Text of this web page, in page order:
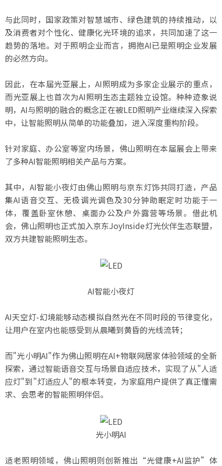
与此同时，国家政策对智慧城市、绿色建筑的持续推动，以
及消费者对个性化、健康化光环境的追求，共同加速了这一
趋势的落地。对于照明企业而言，拥抱AI已是照明企业发展
的必然方向。
因此，在本届光亚展上，AI照明成为多家企业展示的重点，
而光亚展上也首次为AI照明生态主题独立设馆。种种迹象说
明，AI与照明的融合的概念正在被LED照明产业继续深入探索
中，让智能照明从简单的功能叠加，进入深度重构阶段。
针对家庭、办公室等室内场景，佛山照明在本届展会上带来
了多种AI智能照明相关产品与方案。
其中，AI智能小夜灯由佛山照明与京东灯饰共同打造，产品
集AI语音交互、无极调光调色及30分钟助眠定时功能于一
体，覆盖卧室休憩、桌面办公及户外露营等场景。借此机
会，佛山照明也正式加入京东JoyInside灯光伙伴生态联盟，
双方共建智能照明生态。
AI智能小夜灯
AI天空灯-幻境能够动态模拟自然光在不同时段的节律变化，
让用户在室内也能感受到从晨曦到黄昏的光线流转；
而"光小明AI"作为佛山照明在AI+物联网居家体验领域的全新
探索，通过智能语音交互与场景自适应技术，实现了从"人适
应灯"到"灯适应人"的根本转变，为家庭用户提供了真正懂需
求、会思考的智能照明伴侣。
光小明AI
适老照明领域，佛山照明则创新推出“光健康+AI监护”体